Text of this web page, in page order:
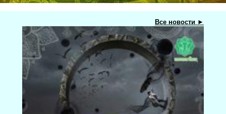
Все новости ►